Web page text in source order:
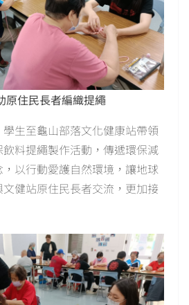
原住民長者編織提繩
生至龜山部落文化健康站帶領
料提繩製作活動，傳遞環保減
以行動愛護自然環境，讓地球
健站原住民長者交流，更加接